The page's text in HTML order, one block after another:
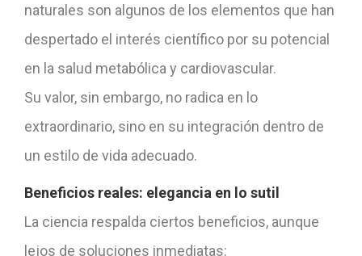
naturales son algunos de los elementos que han
despertado el interés científico por su potencial
en la salud metabólica y cardiovascular.
Su valor, sin embargo, no radica en lo
extraordinario, sino en su integración dentro de
un estilo de vida adecuado.
Beneficios reales: elegancia en lo sutil
La ciencia respalda ciertos beneficios, aunque
lejos de soluciones inmediatas: